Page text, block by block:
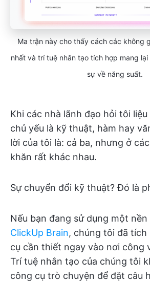
Ma trận này cho thấy cách các không
nhất và trí tuệ nhân tạo tích hợp mang
sự về năng suất.
Khi các nhà lãnh đạo hỏi tôi
chủ yếu là kỹ thuật, hàm hay
lời của tôi là: cả ba, nhưng ở
khăn rất khác nhau.
Sự chuyển đổi kỹ thuật? Đó là
Nếu bạn đang sử dụng một
ClickUp Brain, chúng tôi đã
cụ cần thiết ngay vào nơi công
Trí tuệ nhân tạo của chúng tôi
công cụ trò chuyện để đặt câu